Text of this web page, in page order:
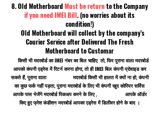
8. Old Motherboard Must be return to the Company
if you need IMEI Bill. (no worries about its
condition!)
Old Motherboard will collect by the company's
Courier Service after Delivered The Fresh
Motherboard to Customar
किसी भी मदरबोर्ड का IMEI नंबर का बिल चाहिए तो, फिर पुराना वाला मदरबोर्ड
आपको कंपनी एड्रेस में रिटर्न करना होगा, तो ही IMEI बिल कंपनी प्रोवाइड कर
सकते हैं, पुराना वाला मदरबोर्ड किसी भी हालत में क्यों ना हो, कंपनी
का कुछ फर्क नहीं पड़ता, पुराना मदरबोर्ड के लिए भी कंपनी खुद कोरियर सर्विस
आपके पास भेजेंगे मदरबोर्ड पिकअप करने के लिए , आपके ऑर्डर
किए हुए फ्रेश कंडीशन मदरबोर्ड आपका एड्रेस में डिलीवर होने के बाद ।